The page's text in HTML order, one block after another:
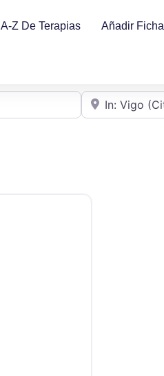
A-Z De Terapias Añadir Ficha
Cerca de